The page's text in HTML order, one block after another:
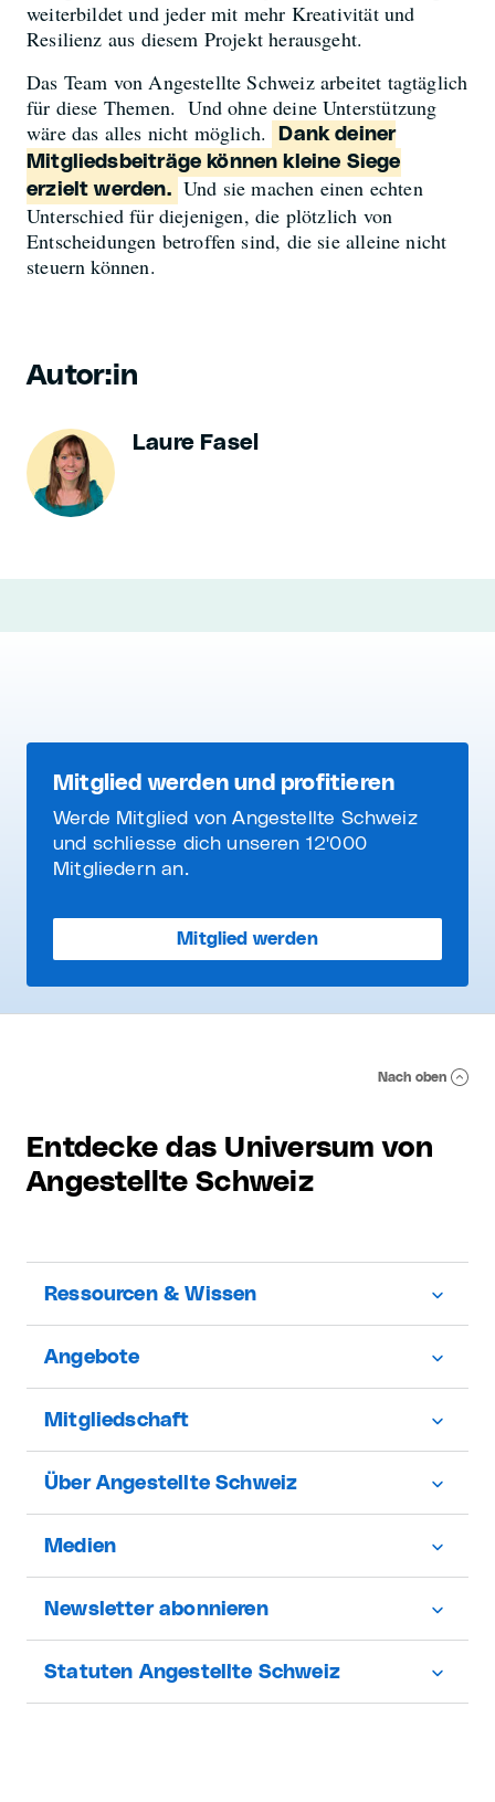
weiterbildet und jeder mit mehr Kreativität und
Resilienz aus diesem Projekt herausgeht.
Das Team von Angestellte Schweiz arbeitet tagtäglich
für diese Themen. Und ohne deine Unterstützung
wäre das alles nicht möglich.
Dank deiner
Mitgliedsbeiträge können kleine Siege
erzielt werden.
Und sie machen einen echten
Unterschied für diejenigen, die plötzlich von
Entscheidungen betroffen sind, die sie alleine nicht
steuern können.
Autor:in
Laure Fasel
Mitglied werden und profitieren
Werde Mitglied von Angestellte Schweiz
und schliesse dich unseren 12'000
Mitgliedern an.
Mitglied werden
Nach oben
Entdecke das Universum von
Angestellte Schweiz
Ressourcen & Wissen
Angebote
Mitgliedschaft
Über Angestellte Schweiz
Medien
Newsletter abonnieren
Statuten Angestellte Schweiz